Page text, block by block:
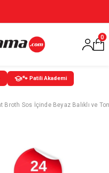
0
🐾 Patili Akademi